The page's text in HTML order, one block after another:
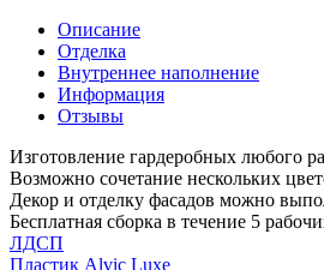
Описание
Отделка
Внутреннее наполнение
Информация
Отзывы
Изготовление гардеробных любого
Возможно сочетание нескольких
Декор и отделку фасадов можно
Бесплатная сборка в течение 5
ЛДСП
Пластик Alvic Luxe